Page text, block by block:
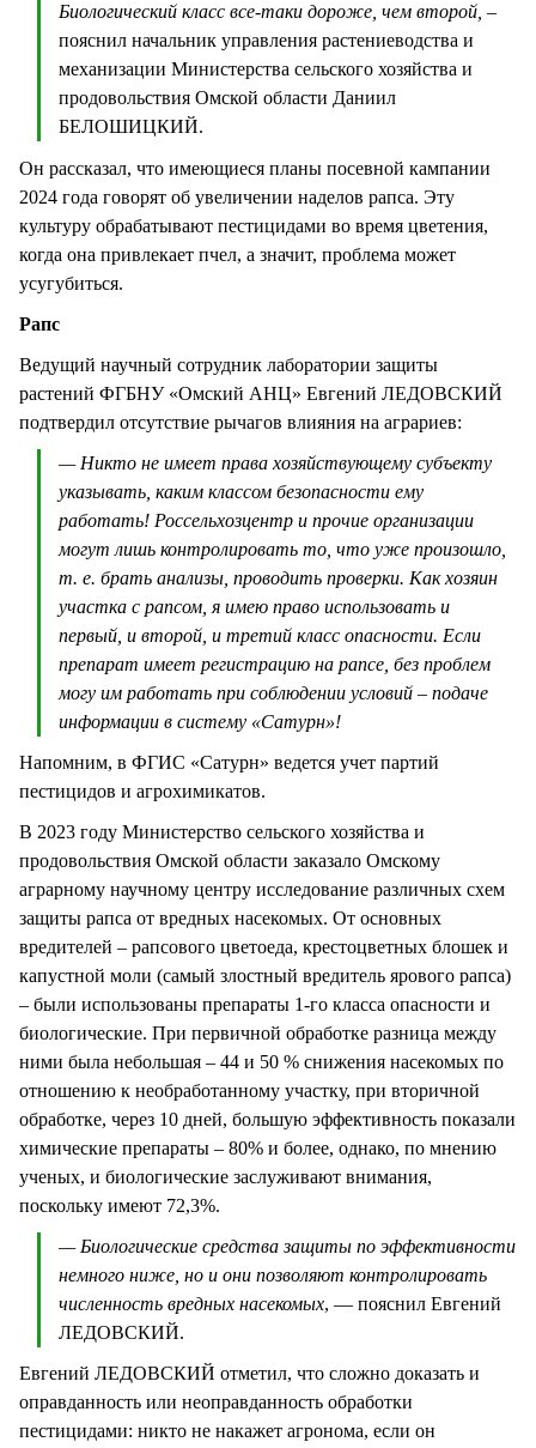
Биологический класс все-таки дороже, чем второй, –
пояснил начальник управления растениеводства и
механизации Министерства сельского хозяйства и
продовольствия Омской области Даниил
БЕЛОШИЦКИЙ.
Он рассказал, что имеющиеся планы посевной кампании
2024 года говорят об увеличении наделов рапса. Эту
культуру обрабатывают пестицидами во время цветения,
когда она привлекает пчел, а значит, проблема может
усугубиться.
Рапс
Ведущий научный сотрудник лаборатории защиты
растений ФГБНУ «Омский АНЦ» Евгений ЛЕДОВСКИЙ
подтвердил отсутствие рычагов влияния на аграриев:
— Никто не имеет права хозяйствующему субъекту
указывать, каким классом безопасности ему
работать! Россельхозцентр и прочие организации
могут лишь контролировать то, что уже произошло,
т. е. брать анализы, проводить проверки. Как хозяин
участка с рапсом, я имею право использовать и
первый, и второй, и третий класс опасности. Если
препарат имеет регистрацию на рапсе, без проблем
могу им работать при соблюдении условий – подаче
информации в систему «Сатурн»!
Напомним, в ФГИС «Сатурн» ведется учет партий
пестицидов и агрохимикатов.
В 2023 году Министерство сельского хозяйства и
продовольствия Омской области заказало Омскому
аграрному научному центру исследование различных схем
защиты рапса от вредных насекомых. От основных
вредителей – рапсового цветоеда, крестоцветных блошек и
капустной моли (самый злостный вредитель ярового рапса)
– были использованы препараты 1-го класса опасности и
биологические. При первичной обработке разница между
ними была небольшая – 44 и 50 % снижения насекомых по
отношению к необработанному участку, при вторичной
обработке, через 10 дней, большую эффективность показали
химические препараты – 80% и более, однако, по мнению
ученых, и биологические заслуживают внимания,
поскольку имеют 72,3%.
— Биологические средства защиты по эффективности
немного ниже, но и они позволяют контролировать
численность вредных насекомых, — пояснил Евгений
ЛЕДОВСКИЙ.
Евгений ЛЕДОВСКИЙ отметил, что сложно доказать и
оправданность или неоправданность обработки
пестицидами: никто не накажет агронома, если он